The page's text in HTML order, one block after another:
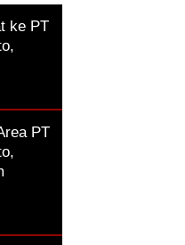
ke PT
PT